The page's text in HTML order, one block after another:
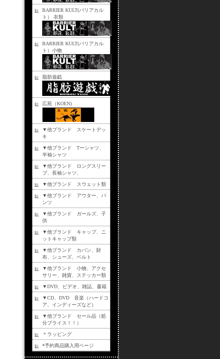
BARRIER KULT(バリアカル
ト） 衣類
BARRIER KULT(バリアカル
ト）小物
脂肪遊戯
広苑（KOEN)
▼他ブランド スケートデッ
キ
▼他ブランド Tーシャツ、
半袖シャツ
▼他ブランド ロングスリー
ブ、長袖シャツ、
▼他ブランド スウェット類
▼他ブランド アウター、パ
ンツ
▼他ブランド ガールズ、子
供
▼他ブランド キャップ、ニ
ットキャップ類
▼他ブランド カバン、財
布、シューズ、ベルト
▼他ブランド 小物、アクセ
サリー、雑貨、ステッカー類
▼DVD、ビデオ、雑誌、書籍
▼CD、DVD 音楽（ハードコ
ア、インディーズなど）
▼他ブランド セール品（処
分プライス！！）
＊ラッピング
*予約商品購入用ページ